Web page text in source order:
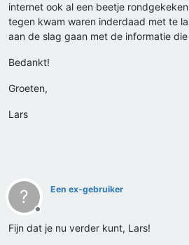
internet ook al een beetje
tegen kwam waren inderdaad met te
aan de slag gaan met de informatie
Bedankt!
Groeten,
Lars
?
Offline
Een ex-gebruiker
Fijn dat je nu verder kunt, Lars!